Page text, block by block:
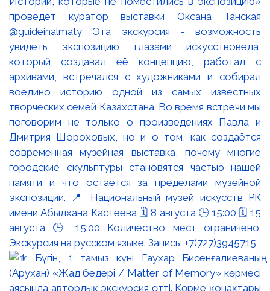
проведёт куратор выставки Оксана Танская
@guideinalmaty Эта экскурсия - возможность
увидеть экспозицию глазами искусствоведа,
который создавал её концепцию, работал с
архивами, встречался с художниками и собирал
воедино историю одной из самых известных
творческих семей Казахстана. Во время встречи мы
поговорим не только о произведениях Павла и
Дмитрия Шороховых, но и о том, как создаётся
современная музейная выставка, почему многие
городские скульптуры становятся частью нашей
памяти и что остаётся за пределами музейной
экспозиции. 📍 Национальный музей искусств РК
имени Абылхана Кастеева 🗓 8 августа 🕒 15:00 🗓 15
августа 🕒 15:00 Количество мест ограничено.
Экскурсия на русском языке. Запись: +7(727)3945715